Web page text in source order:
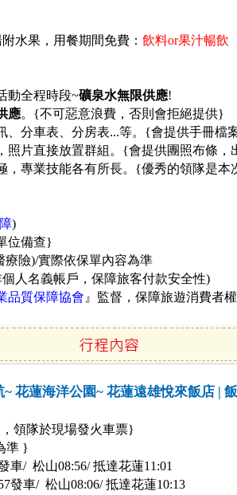
水果，用餐期間免費： 飲料or果汁暢飲
動全程時段~礦泉水無限供應!
應。 {不可惡意浪費，否則會拒絕提供}
分車表、分房表...等。 {會提供手冊檔
照片直接放置群組。{會提供團照布條，
，專業技能各有所長。{優秀的領隊是本
)
位備查}
療險)/實際依保單內容為準
人名義帳戶，保障旅客付款安全性)
品質保障協會 』監督，保障旅遊消費者
花蓮海洋公園~ 花蓮遠雄悅來飯店 |
領隊於現場發火車票}
準 }
車/ 松山08:56/ 抵達花蓮11:01
發車/ 松山08:06/ 抵達花蓮10:13